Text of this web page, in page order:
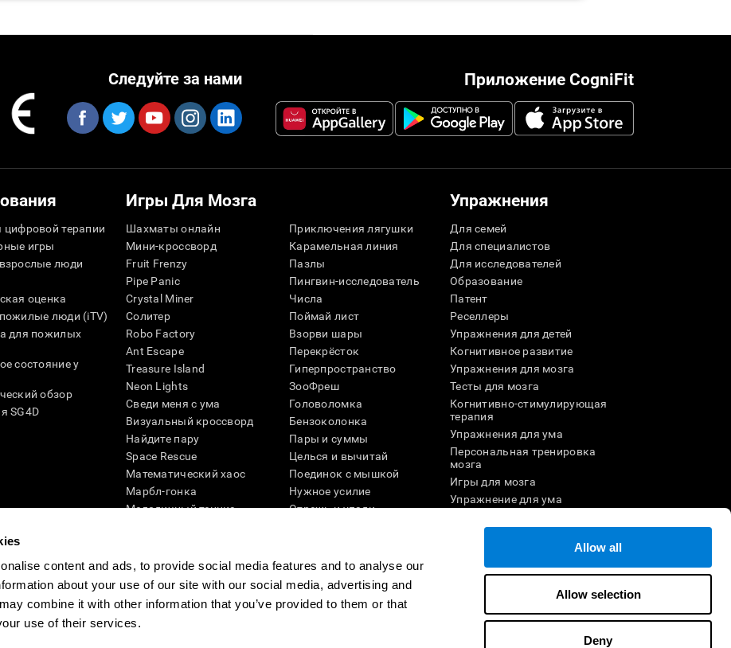
content and ads, to provide social media features and to analyse our
about your use of our site with our social media, advertising and
combine it with other information that you’ve provided to them or that
use of their services.
Allow all
Allow selection
Deny
Приложение CogniFit
Следуйте за нами
цифровой терапии
игры
люди
оценка
люди (iTV)
для пожилых
состояние у
обзор
SG4D
Игры Для Мозга
Шахматы онлайн
Мини-кроссворд
Fruit Frenzy
Pipe Panic
Crystal Miner
Солитер
Robo Factory
Ant Escape
Treasure Island
Neon Lights
Сведи меня с ума
Визуальный кроссворд
Найдите пару
Space Rescue
Математический хаос
Марбл-гонка
Мелодичный теннис
Музыкальные пары
Цветовая гонка
Приключения лягушки
Карамельная линия
Пазлы
Пингвин-исследователь
Числа
Поймай лист
Взорви шары
Перекрёсток
Гиперпространство
ЗооФреш
Головоломка
Бензоколонка
Пары и суммы
Целься и вычитай
Поединок с мышкой
Нужное усилие
Отрежь и упади
Реактивное поле
Слова и птицы
Упражнения
Для семей
Для специалистов
Для исследователей
Образование
Патент
Реселлеры
Упражнения для детей
Когнитивное развитие
Упражнения для мозга
Тесты для мозга
Когнитивно-стимулирующая
терапия
Упражнения для ума
Персональная тренировка
мозга
Игры для мозга
Упражнение для ума
Понимание прочитанного
Тест на IQ